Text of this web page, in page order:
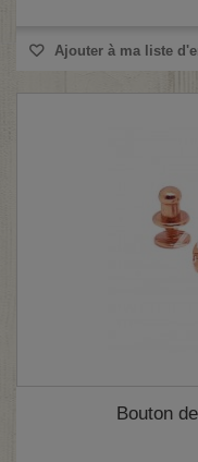
Ajouter à ma liste
Bouton